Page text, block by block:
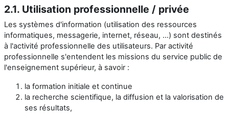
2.1. Utilisation professionnelle / privée
Les systèmes d'information (utilisation des ressources
informatiques, messagerie, internet, réseau, ...) sont destinés
à l'activité professionnelle des utilisateurs. Par activité
professionnelle s'entendent les missions du service public de
l'enseignement supérieur, à savoir :
la formation initiale et continue
la recherche scientifique, la diffusion et la valorisation de
ses résultats,